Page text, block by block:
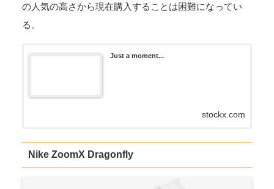
の人気の高さから現在購入することは困難になってい
る。
Just a moment...
stockx.com
Nike ZoomX Dragonfly